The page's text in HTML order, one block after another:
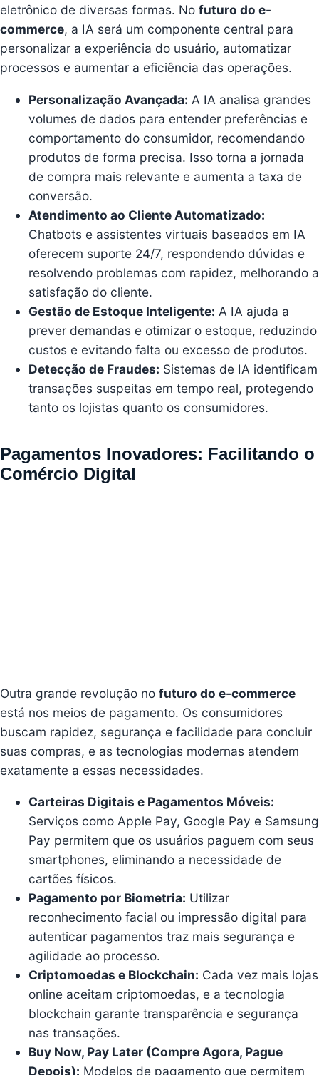
eletrônico de diversas formas. No futuro do e-
commerce, a IA será um componente central para
personalizar a experiência do usuário, automatizar
processos e aumentar a eficiência das operações.
Personalização Avançada: A IA analisa grandes
volumes de dados para entender preferências e
comportamento do consumidor, recomendando
produtos de forma precisa. Isso torna a jornada
de compra mais relevante e aumenta a taxa de
conversão.
Atendimento ao Cliente Automatizado:
Chatbots e assistentes virtuais baseados em IA
oferecem suporte 24/7, respondendo dúvidas e
resolvendo problemas com rapidez, melhorando a
satisfação do cliente.
Gestão de Estoque Inteligente: A IA ajuda a
prever demandas e otimizar o estoque, reduzindo
custos e evitando falta ou excesso de produtos.
Detecção de Fraudes: Sistemas de IA identificam
transações suspeitas em tempo real, protegendo
tanto os lojistas quanto os consumidores.
Pagamentos Inovadores: Facilitando o
Comércio Digital
Outra grande revolução no futuro do e-commerce
está nos meios de pagamento. Os consumidores
buscam rapidez, segurança e facilidade para concluir
suas compras, e as tecnologias modernas atendem
exatamente a essas necessidades.
Carteiras Digitais e Pagamentos Móveis:
Serviços como Apple Pay, Google Pay e Samsung
Pay permitem que os usuários paguem com seus
smartphones, eliminando a necessidade de
cartões físicos.
Pagamento por Biometria: Utilizar
reconhecimento facial ou impressão digital para
autenticar pagamentos traz mais segurança e
agilidade ao processo.
Criptomoedas e Blockchain: Cada vez mais lojas
online aceitam criptomoedas, e a tecnologia
blockchain garante transparência e segurança
nas transações.
Buy Now, Pay Later (Compre Agora, Pague
Depois): Modelos de pagamento que permitem